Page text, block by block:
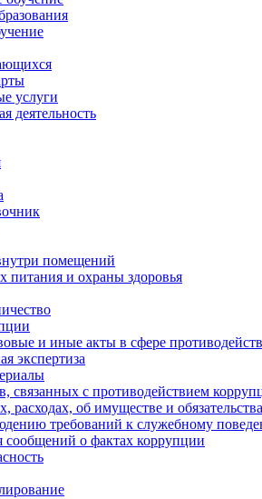
услуги
деятельность
помещений
питания и охраны здоровья
и иные акты в сфере
экспертиза
связанных с противодействием
расходах, об имуществе и
требований к служебному
сообщений о фактах коррупции